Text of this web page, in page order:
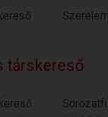
társkereső